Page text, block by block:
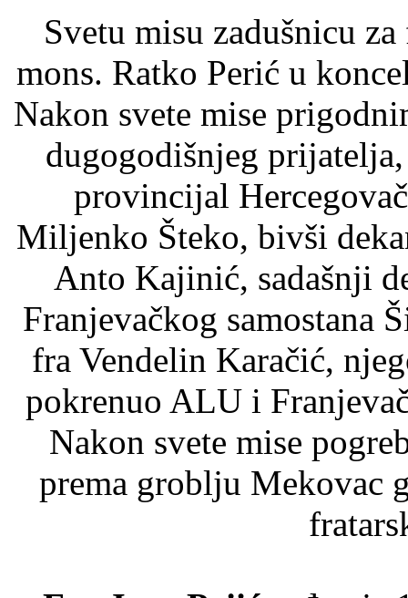
Svetu misu zadušnicu
mons. Ratko Perić u
Nakon svete mise
dugogodišnjeg
provincijal
Miljenko Šteko, bivši
Anto Kajinić, sadašnji
Franjevačkog
fra Vendelin Karačić,
pokrenuo ALU i
Nakon svete mise
prema groblju Mekovac